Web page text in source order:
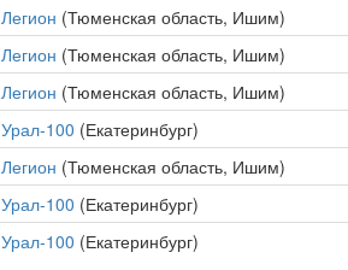
Легион (Тюменская область, Ишим)
Легион (Тюменская область, Ишим)
Легион (Тюменская область, Ишим)
Урал-100 (Екатеринбург)
Легион (Тюменская область, Ишим)
Урал-100 (Екатеринбург)
Урал-100 (Екатеринбург)